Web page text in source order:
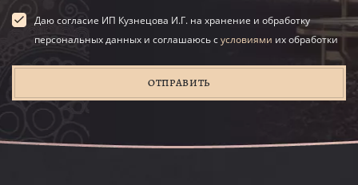
Даю согласие ИП Кузнецова И.Г. на хранение и обработку
персональных данных и соглашаюсь сусловиями их обработки
ОТПРАВИТЬ